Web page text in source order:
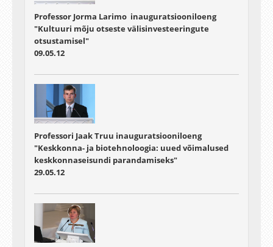
Professor Jorma Larimo inauguratsiooniloeng
"Kultuuri mõju otseste välisinvesteeringute
otsustamisel"
09.05.12
Professori Jaak Truu inauguratsiooniloeng
"Keskkonna- ja biotehnoloogia: uued võimalused
keskkonnaseisundi parandamiseks"
29.05.12